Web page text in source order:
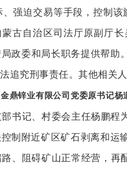
强迫交易等手段，控制
古自治区司法厅原副厅
政委和局长职务提供帮助
追究刑事责任。其他相关人
鼎锌业有限公司党委原书记
书记、村委会主任杨鹏
制附近矿区矿石剥离和运
、阻碍矿山正常经营，再